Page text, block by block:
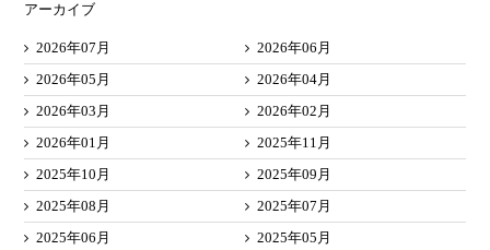
アーカイブ
2026年07月
2026年06月
2026年05月
2026年04月
2026年03月
2026年02月
2026年01月
2025年11月
2025年10月
2025年09月
2025年08月
2025年07月
2025年06月
2025年05月